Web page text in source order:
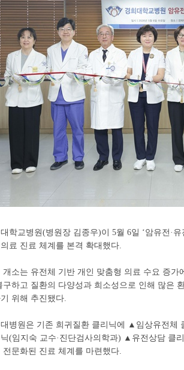
학교병원(병원장 김종우)이 5월 6일 ‘암유전·
료 진료 체계를 본격 확대했다.
개소는 유전체 기반 개인 맞춤형 의료 수요 증가
구하고 질환의 다양성과 희소성으로 인해 많은
위해 추진됐다.
병원은 기존 희귀질환 클리닉에 ▲임상유전체
(임지숙 교수·진단검사의학과) ▲유전상담 클
전문화된 진료 체계를 마련했다.